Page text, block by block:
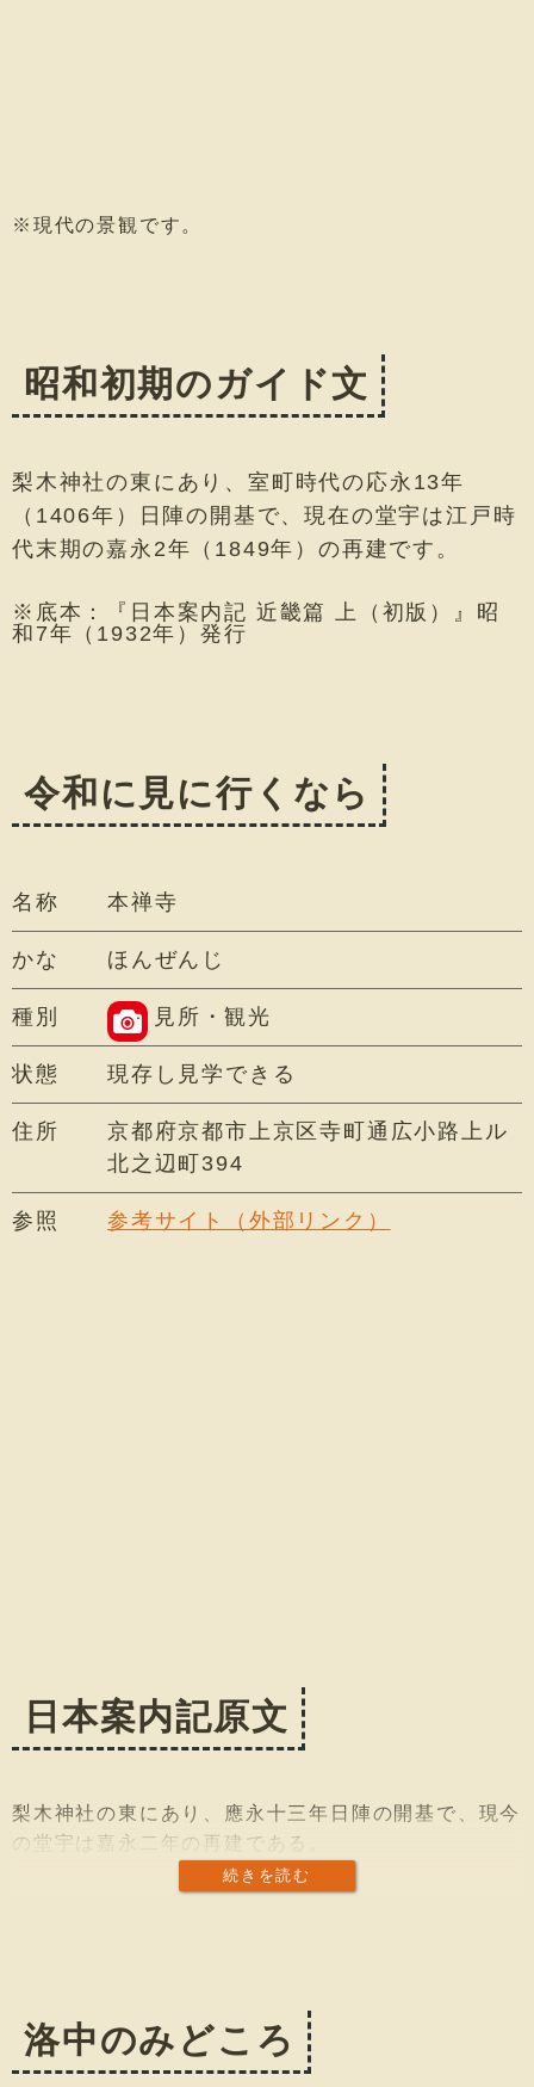
※現代の景観です。
昭和初期のガイド文
梨木神社の東にあり、室町時代の応永13年
（1406年）日陣の開基で、現在の堂宇は江戸時
代末期の嘉永2年（1849年）の再建です。
※底本：『日本案内記 近畿篇 上（初版）』昭
和7年（1932年）発行
令和に見に行くなら
名称 本禅寺
かな ほんぜんじ
種別 見所・観光
状態 現存し見学できる
住所
京都府京都市上京区寺町通広小路上ル
北之辺町394
参照 参考サイト（外部リンク）
日本案内記原文
続きを読む
梨木神社の東にあり、應永十三年日陣の開基で、現今
の堂宇は嘉永二年の再建である。
洛中のみどころ